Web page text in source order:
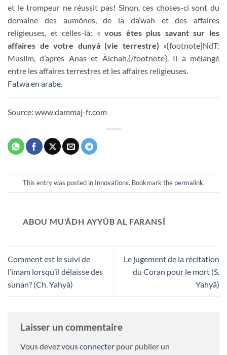
et le trompeur ne réussit pas! Sinon, ces choses-ci sont du
domaine des aumônes, de la da’wah et des affaires
religieuses, et celles-là: «vous êtes plus savant sur les
affaires de votre dunyâ (vie terrestre) »{footnote}NdT:
Muslim, d’après Anas et Âichah.{/footnote}. Il a mélangé
entre les affaires terrestres et les affaires religieuses.
Fatwa en arabe.
Source: www.dammaj-fr.com
This entry was posted in Innovations. Bookmark the permalink.
ABOU MU'ÂDH AYYÛB AL FARANSÎ
Comment est le suivi de
l’imam lorsqu’il délaisse des
sunan? (Ch. Yahyâ)
Le jugement de la récitation
du Coran pour le mort (S.
Yahyâ)
Laisser un commentaire
Vous devezvous connecter pour publier un